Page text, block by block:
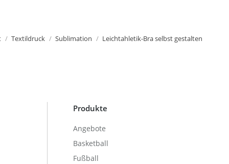
sich hier:
Textildruck Sublimation Leichtahletik-Bra selbst gestalten
Produkte
Angebote
Basketball
Fußball